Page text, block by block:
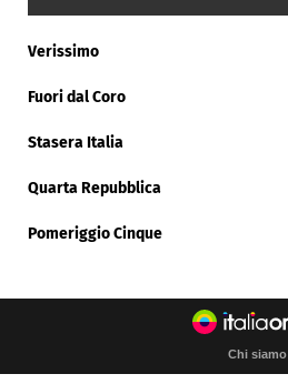
Verissimo
Fuori dal Coro
Stasera Italia
Quarta Repubblica
Pomeriggio Cinque
Chi siamo